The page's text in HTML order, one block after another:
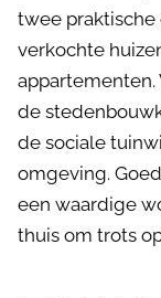
twee praktische
verkochte
de
de sociale
omgeving.
een waardige
thuis om trots